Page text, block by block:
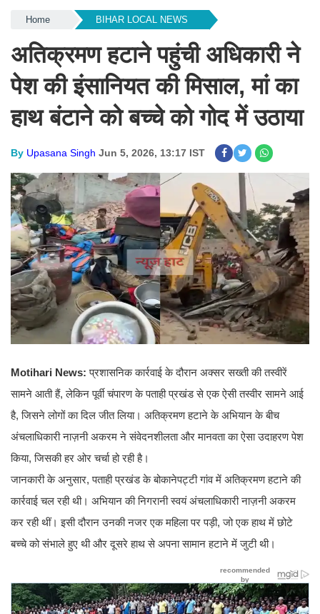
Home BIHAR LOCAL NEWS
अतिक्रमण हटाने पहुंची अधिकारी ने
पेश की इंसानियत की मिसाल, मां का
हाथ बंटाने को बच्चे को गोद में उठाया
By Upasana Singh Jun 5, 2026, 13:17 IST
Motihari News:प्रशासनिक कार्रवाई के दौरान अक्सर सख्ती की तस्वीरें
सामने आती हैं, लेकिन पूर्वी चंपारण के पताही प्रखंड से एक ऐसी तस्वीर सामने आई
है, जिसने लोगों का दिल जीत लिया। अतिक्रमण हटाने के अभियान के बीच
अंचलाधिकारी नाज़नी अकरम ने संवेदनशीलता और मानवता का ऐसा उदाहरण पेश
किया, जिसकी हर ओर चर्चा हो रही है।
जानकारी के अनुसार, पताही प्रखंड के बोकानेपट्टी गांव में अतिक्रमण हटाने की
कार्रवाई चल रही थी। अभियान की निगरानी स्वयं अंचलाधिकारी नाज़नी अकरम
कर रही थीं। इसी दौरान उनकी नजर एक महिला पर पड़ी, जो एक हाथ में छोटे
बच्चे को संभाले हुए थी और दूसरे हाथ से अपना सामान हटाने में जुटी थी।